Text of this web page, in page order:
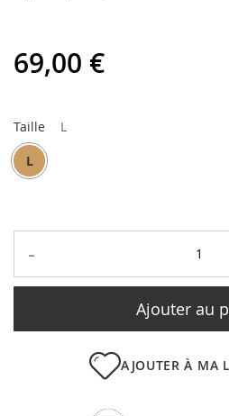
69,00 €
Taille
L
L
-
Ajouter au
AJOUTER À MA